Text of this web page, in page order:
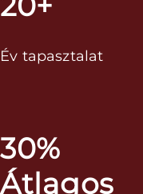
Év tapasztalat
30%
Átlagos